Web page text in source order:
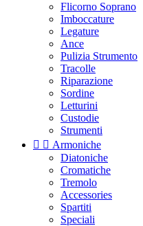
Flicorno Soprano
Imboccature
Legature
Ance
Pulizia Strumento
Tracolle
Riparazione
Sordine
Letturini
Custodie
Strumenti
  Armoniche
Diatoniche
Cromatiche
Tremolo
Accessories
Spartiti
Speciali